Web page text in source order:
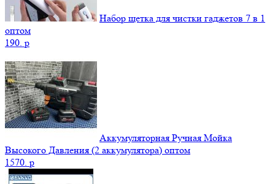
Набор щетка для чистки гаджетов 7 в 1
оптом
190. p
Аккумуляторная Ручная Мойка
Высокого Давления (2 аккумулятора) оптом
1570. p